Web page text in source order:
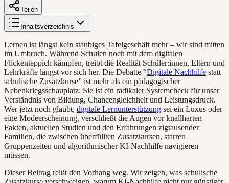
Teilen
Inhaltsverzeichnis
Lernen ist längst kein staubiges Tafelgeschäft mehr – wir sind mitten
im Umbruch. Während Schulen noch mit dem digitalen
Flickenteppich kämpfen, treibt die Realität Schüler:innen, Eltern und
Lehrkräfte längst vor sich her. Die Debatte “Digitale Nachhilfe statt
schulische Zusatzkurse” ist mehr als ein pädagogischer
Nebenkriegsschauplatz: Sie ist ein radikaler Systemcheck für unser
Verständnis von Bildung, Chancengleichheit und Leistungsdruck.
Wer jetzt noch glaubt, digitale Lernunterstützung sei ein Luxus oder
eine Modeerscheinung, verschließt die Augen vor knallharten
Fakten, aktuellen Studien und den Erfahrungen zigtausender
Familien, die zwischen überfüllten Zusatzkursen, starren
Gruppenzeiten und algorithmischer KI-Nachhilfe navigieren
müssen.
Dieser Beitrag reißt den Vorhang weg. Wir zeigen, was schulische